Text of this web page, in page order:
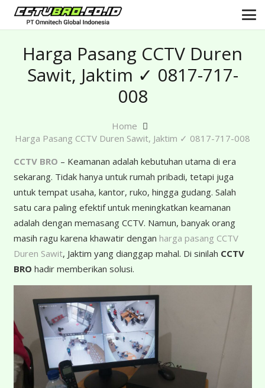
Harga Pasang CCTV Duren
Sawit, Jaktim ✓ 0817-717-
008
Home
Harga Pasang CCTV Duren Sawit, Jaktim ✓ 0817-717-008
CCTV BRO – Keamanan adalah kebutuhan utama di era
sekarang. Tidak hanya untuk rumah pribadi, tetapi juga
untuk tempat usaha, kantor, ruko, hingga gudang. Salah
satu cara paling efektif untuk meningkatkan keamanan
adalah dengan memasang CCTV. Namun, banyak orang
masih ragu karena khawatir dengan harga pasang CCTV
Duren Sawit, Jaktim yang dianggap mahal. Di sinilah CCTV
BRO hadir memberikan solusi.